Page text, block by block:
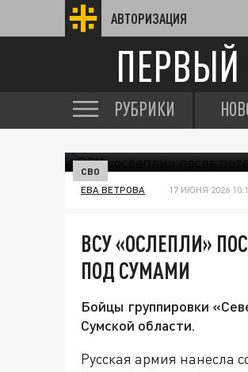
АВТОРИЗАЦИЯ
ПЕРВЫЙ
РУБРИКИ
СВО
ЕВА ВЕТРОВА 17 ИЮНЯ 2026
ВСУ «ОСЛЕПЛИ»
ПОД СУМАМИ
Бойцы группировки
Сумской области.
Русская армия нанесла